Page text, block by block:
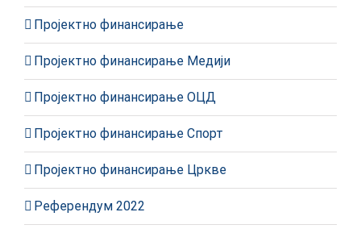
Пројектно финансирање
Пројектно финансирање Медији
Пројектно финансирање ОЦД
Пројектно финансирање Спорт
Пројектно финансирање Цркве
Референдум 2022